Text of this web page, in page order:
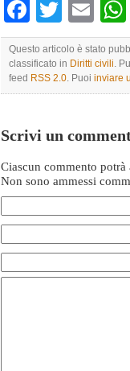
Facebook
Twitter
Questo articolo è stato
classificato in Diritti civili.
feed RSS 2.0. Puoi inviare
Scrivi un
Ciascun commento
Non sono ammessi